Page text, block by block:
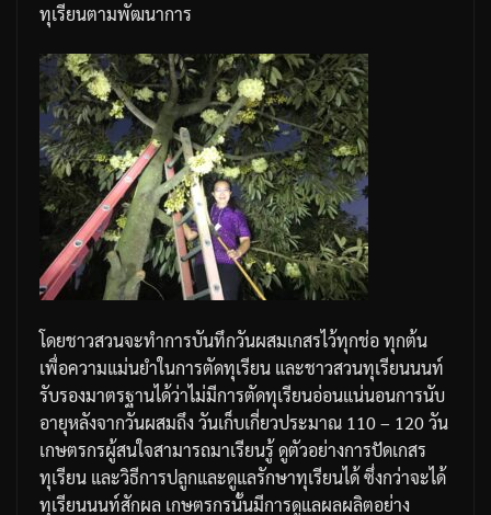
ทุเรียนตามพัฒนาการ
โดยชาวสวนจะทำการบันทึกวันผสมเกสรไว้ทุกช่อทุกต้น
เพื่อความแม่นยำในการตัดทุเรียน และชาวสวนทุเรียนนนท์
รับรองมาตรฐานได้ว่าไม่มีการตัดทุเรียนอ่อนแน่นอนการนับ
อายุหลังจากวันผสมถึง วันเก็บเกี่ยวประมาณ 110 – 120วัน
เกษตรกรผู้สนใจสามารถมาเรียนรู้ ดูตัวอย่างการปัดเกสร
ทุเรียน และวิธีการปลูกและดูแลรักษาทุเรียนได้ซึ่งกว่าจะได้
ทุเรียนนนท์สักผล เกษตรกรนั้นมีการดูแลผลผลิตอย่าง